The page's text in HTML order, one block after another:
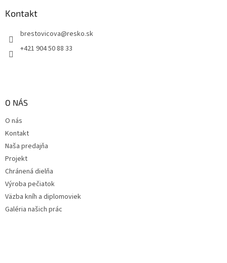
Kontakt
brestovicova@resko.sk
+421 904 50 88 33
O NÁS
O nás
Kontakt
Naša predajňa
Projekt
Chránená dielňa
Výroba pečiatok
Väzba kníh a diplomoviek
Galéria našich prác